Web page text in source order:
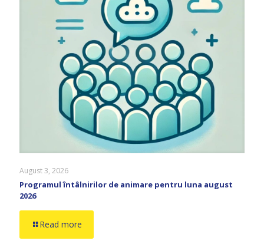
August 3, 2026
Programul întâlnirilor de animare pentru luna august
2026
Read more